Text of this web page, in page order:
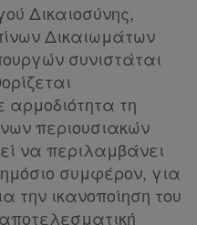
Δικαιοσύνης,
Δικαιωμάτων
συνιστάται
τη
περιουσιακών
να περιλαμβάνει
συμφέρον, για
την ικανοποίηση του